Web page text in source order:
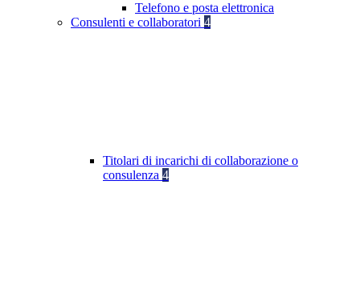
Telefono e posta elettronica
Consulenti e collaboratori 4
Titolari di incarichi di collaborazione o
consulenza 4